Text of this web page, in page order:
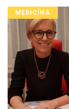
MEDICÍNA